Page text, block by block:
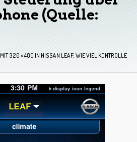
(Quelle:
MIT320 × 480 IN NISSAN LEAF: WIE VIEL KONTROLLE